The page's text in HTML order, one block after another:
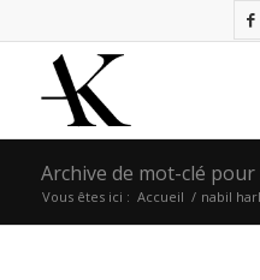
Archive de mot-clé
Vous êtes ici : Accueil / nabil